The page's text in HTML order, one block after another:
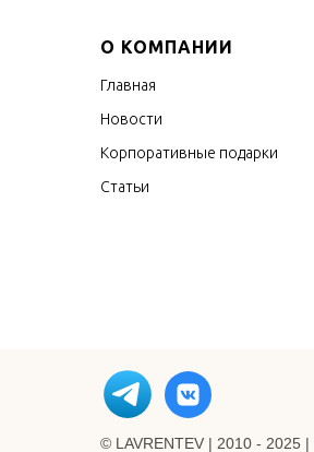
О КОМПАНИИ
Главная
Новости
Корпоративные подарки
Статьи
© LAVRENTEV | 2010 - 2025 |